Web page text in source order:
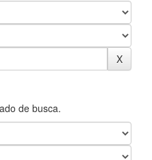
de busca.